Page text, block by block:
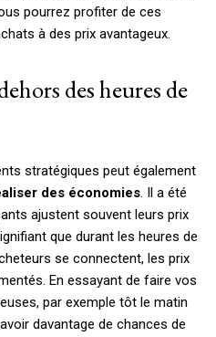
pourrez profiter de ces
à des prix avantageux.
des heures de
stratégiques peut également
des économies. Il a été
ajustent souvent leurs prix
que durant les heures de
se connectent, les prix
En essayant de faire vos
par exemple tôt le matin
davantage de chances de